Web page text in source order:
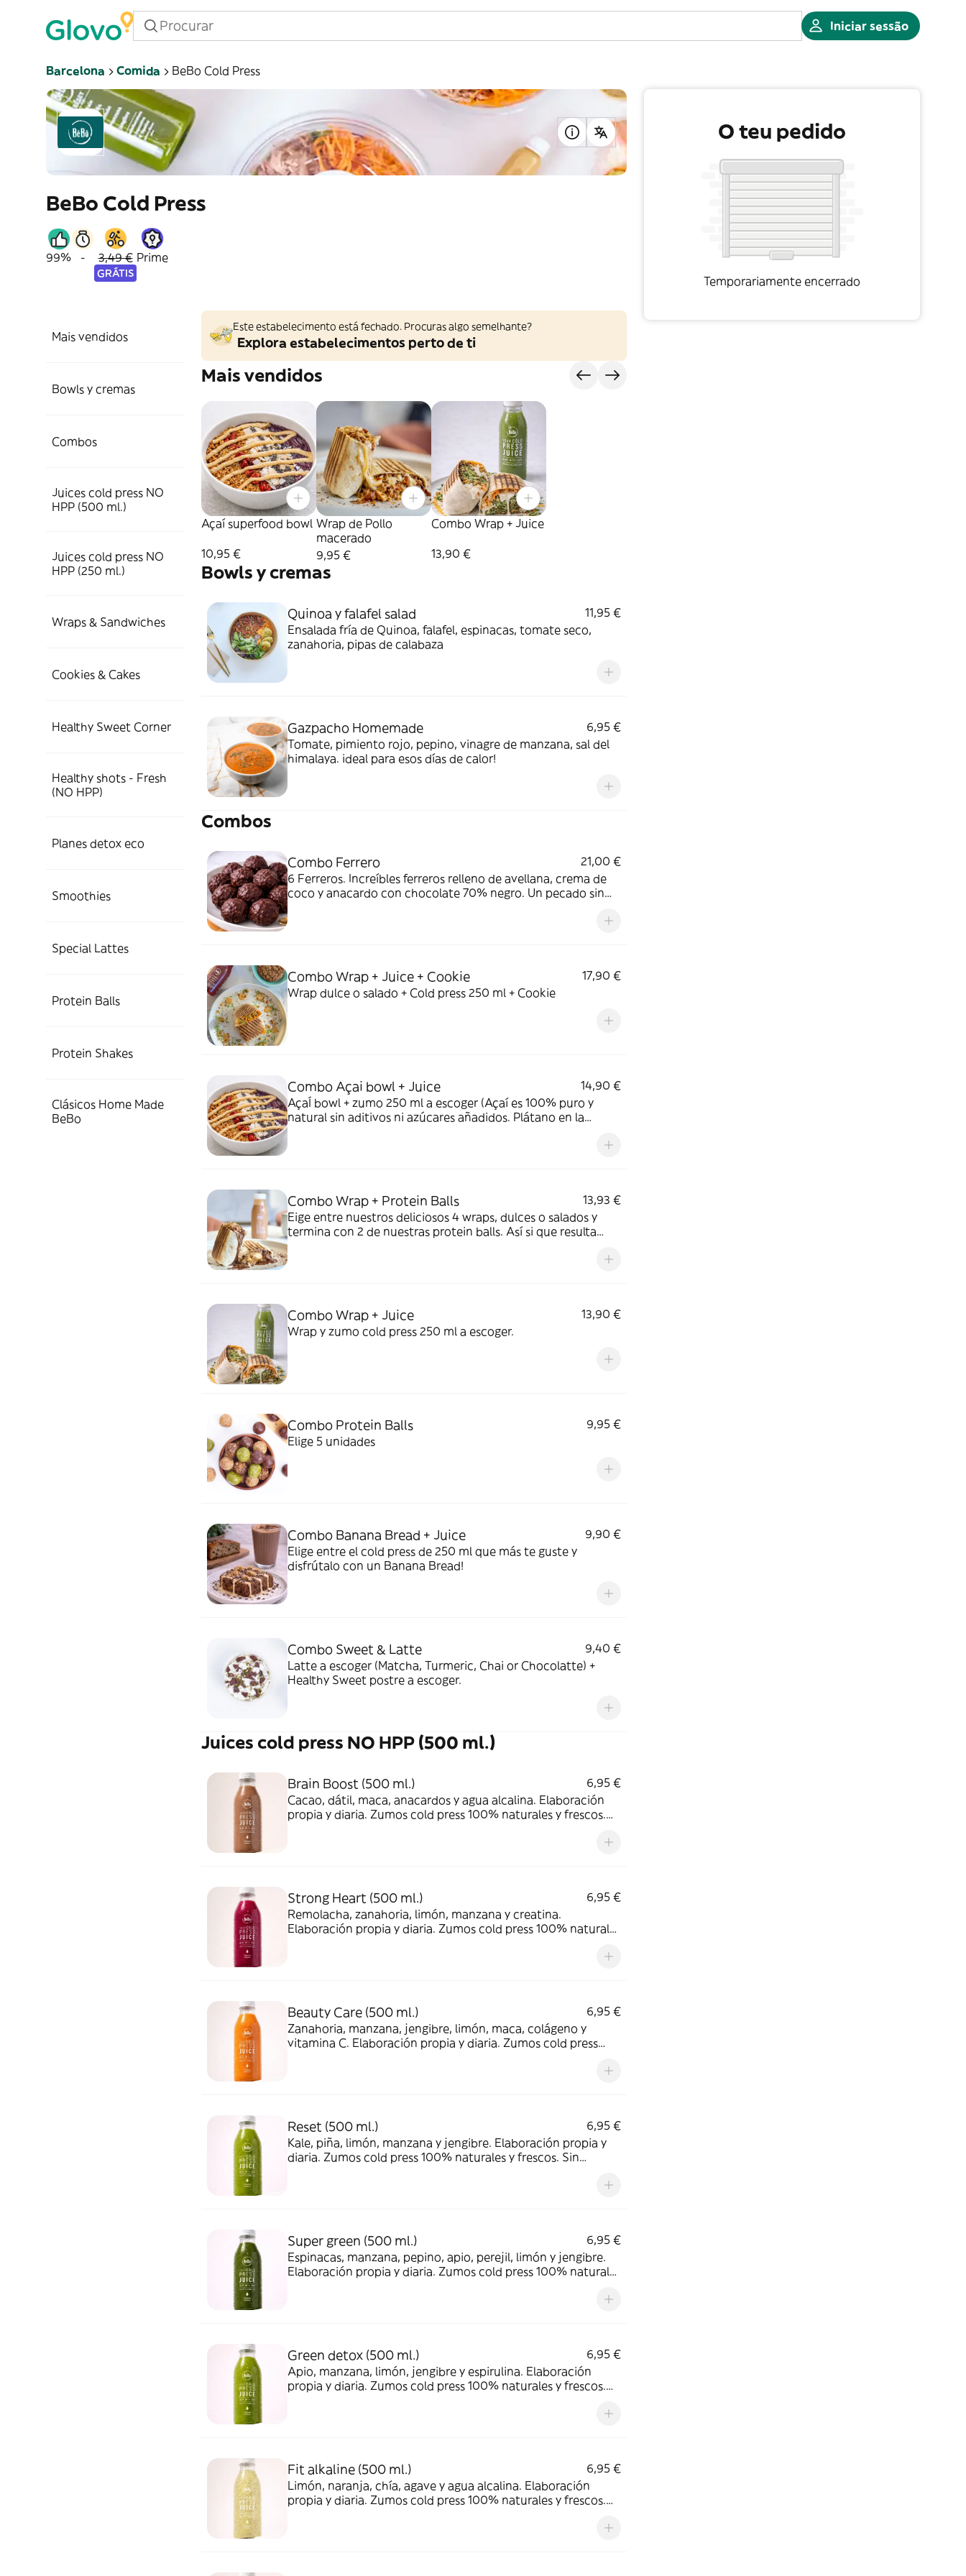
Iniciar sessão
Barcelona Comida BeBo Cold Press
BeBo Cold Press
99% - 3,49 €
GRÁTIS
Prime
Mais vendidos
Bowls y cremas
Combos
Juices cold press NO
HPP (500 ml.)
Juices cold press NO
HPP (250 ml.)
Wraps & Sandwiches
Cookies & Cakes
Healthy Sweet Corner
Healthy shots - Fresh
(NO HPP)
Planes detox eco
Smoothies
Special Lattes
Protein Balls
Protein Shakes
Clásicos Home Made
BeBo
Este estabelecimento está fechado. Procuras algo semelhante?
Explora estabelecimentos perto de ti
Mais vendidos
Açaí superfood bowl
10,95 €
Wrap de Pollo
macerado
9,95 €
Combo Wrap + Juice
13,90 €
Bowls y cremas
Quinoa y falafel salad
11,95 €
Ensalada fría de Quinoa, falafel, espinacas, tomate seco,
zanahoria, pipas de calabaza
Gazpacho Homemade
6,95 €
Tomate, pimiento rojo, pepino, vinagre de manzana, sal del
himalaya. ideal para esos días de calor!
Combos
Combo Ferrero
21,00 €
6 Ferreros. Increíbles ferreros relleno de avellana, crema de
coco y anacardo con chocolate 70% negro. Un pecado sin
Combo Wrap + Juice + Cookie
17,90 €
Wrap dulce o salado + Cold press 250 ml + Cookie
Combo Açai bowl + Juice
14,90 €
AçaÍ bowl + zumo 250 ml a escoger (Açaí es 100% puro y
natural sin aditivos ni azúcares añadidos. Plátano en la
Combo Wrap + Protein Balls
13,93 €
Eige entre nuestros deliciosos 4 wraps, dulces o salados y
termina con 2 de nuestras protein balls. Así si que resulta
Combo Wrap + Juice
13,90 €
Wrap y zumo cold press 250 ml a escoger.
Combo Protein Balls
9,95 €
Elige 5 unidades
Combo Banana Bread + Juice
9,90 €
Elige entre el cold press de 250 ml que más te guste y
disfrútalo con un Banana Bread!
Combo Sweet & Latte
9,40 €
Latte a escoger (Matcha, Turmeric, Chai or Chocolatte) +
Healthy Sweet postre a escoger.
Juices cold press NO HPP (500 ml.)
Brain Boost (500 ml.)
6,95 €
Cacao, dátil, maca, anacardos y agua alcalina. Elaboración
propia y diaria. Zumos cold press 100% naturales y frescos.
Strong Heart (500 ml.)
6,95 €
Remolacha, zanahoria, limón, manzana y creatina.
Elaboración propia y diaria. Zumos cold press 100% naturales
Beauty Care (500 ml.)
6,95 €
Zanahoria, manzana, jengibre, limón, maca, colágeno y
vitamina C. Elaboración propia y diaria. Zumos cold press
Reset (500 ml.)
6,95 €
Kale, piña, limón, manzana y jengibre. Elaboración propia y
diaria. Zumos cold press 100% naturales y frescos. Sin
Super green (500 ml.)
6,95 €
Espinacas, manzana, pepino, apio, perejil, limón y jengibre.
Elaboración propia y diaria. Zumos cold press 100% naturales
Green detox (500 ml.)
6,95 €
Apio, manzana, limón, jengibre y espirulina. Elaboración
propia y diaria. Zumos cold press 100% naturales y frescos.
fruta fresca, NO a través de purés ni concentrados. Llénate
Fit alkaline (500 ml.)
6,95 €
Limón, naranja, chía, agave y agua alcalina. Elaboración
propia y diaria. Zumos cold press 100% naturales y frescos.
fruta fresca, NO a través de purés ni concentrados. Llénate
O teu pedido
Temporariamente encerrado